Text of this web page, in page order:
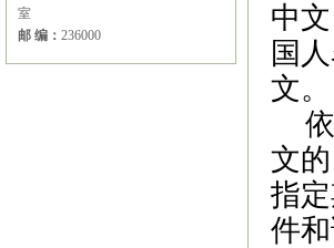
室
邮 编： 236000
中
国
文。
文
指
件和